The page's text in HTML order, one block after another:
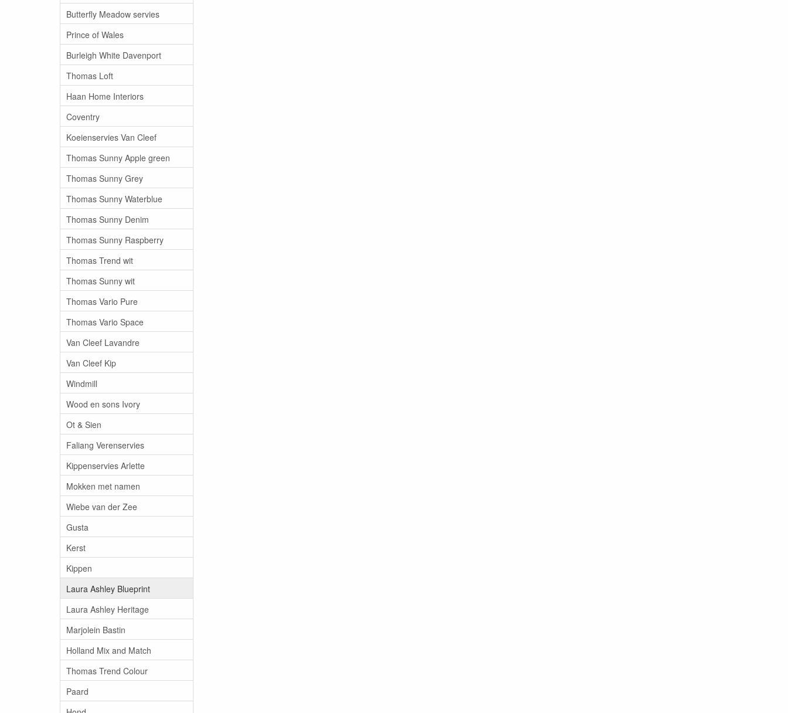
Butterfly Meadow servies
Prince of Wales
Burleigh White Davenport
Thomas Loft
Haan Home Interiors
Coventry
Koeienservies Van Cleef
Thomas Sunny Apple green
Thomas Sunny Grey
Thomas Sunny Waterblue
Thomas Sunny Denim
Thomas Sunny Raspberry
Thomas Trend wit
Thomas Sunny wit
Thomas Vario Pure
Thomas Vario Space
Van Cleef Lavandre
Van Cleef Kip
Windmill
Wood en sons Ivory
Ot & Sien
Faliang Verenservies
Kippenservies Arlette
Mokken met namen
Wiebe van der Zee
Gusta
Kerst
Kippen
Laura Ashley Blueprint
Laura Ashley Heritage
Marjolein Bastin
Holland Mix and Match
Thomas Trend Colour
Paard